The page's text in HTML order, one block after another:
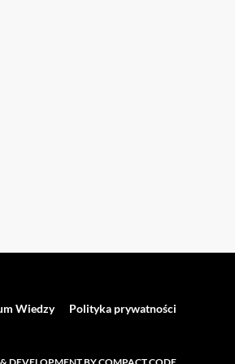
Wiedzy Polityka prywatności